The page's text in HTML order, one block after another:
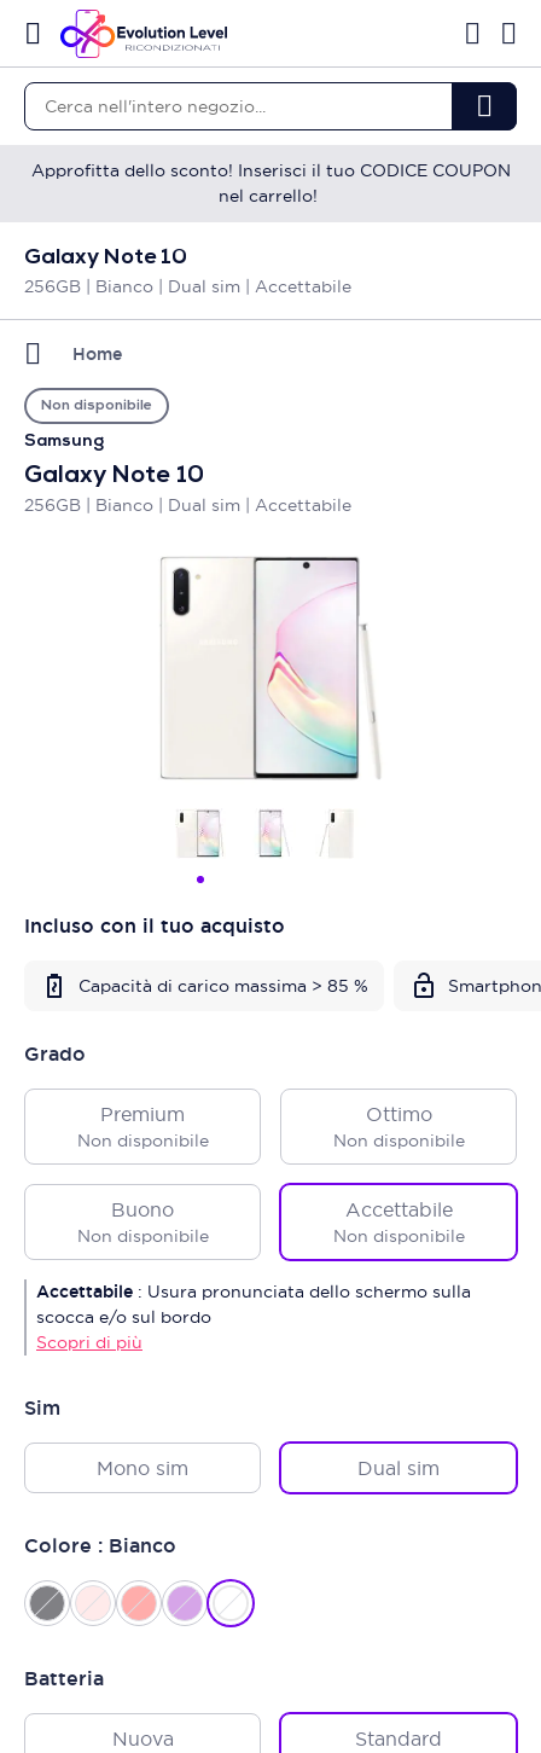
Approfitta dello sconto! Inserisci il tuo CODICE COUPON
nel carrello!
Galaxy Note 10
256GB | Bianco | Dual sim | Accettabile
Home
Samsung
Galaxy Note 10
256GB | Bianco | Dual sim | Accettabile
Non disponibile
Incluso con il tuo acquisto
Capacità di carico massima > 85 %
Grado
Premium
Non disponibile
Ottimo
Non disponibile
Buono
Non disponibile
Accettabile
Non disponibile
Accettabile : Usura pronunciata dello schermo sulla
scocca e/o sul bordo
Scopri di più
Sim
Mono sim Dual sim
Colore : Bianco
Batteria
Nuova Standard